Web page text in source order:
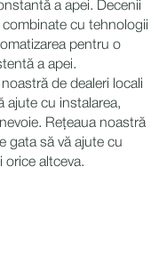
a apei. Decenii
cu tehnologii
pentru o
a apei.
de dealeri locali
ajute cu instalarea,
Rețeaua noastră
gata să vă ajute cu
orice altceva.